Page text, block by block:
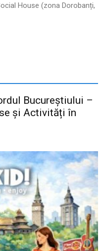
House (zona Dorobanți,
Bucureștiului –
și Activități în